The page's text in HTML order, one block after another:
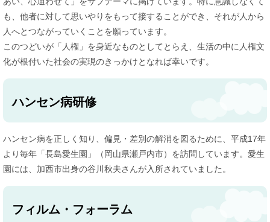
も、他者に対して思いやりをもって接することができ、それが人から
人へとつながっていくことを願っています。
このつどいが「人権」を身近なものとしてとらえ、生活の中に人権文
化が根付いた社会の実現のきっかけとなれば幸いです。
ハンセン病研修
ハンセン病を正しく知り、偏見・差別の解消を図るために、平成17年
より毎年「長島愛生園」（岡山県瀬戸内市）を訪問しています。愛生
園には、加西市出身の谷川秋夫さんが入所されていました。
フィルム・フォーラム